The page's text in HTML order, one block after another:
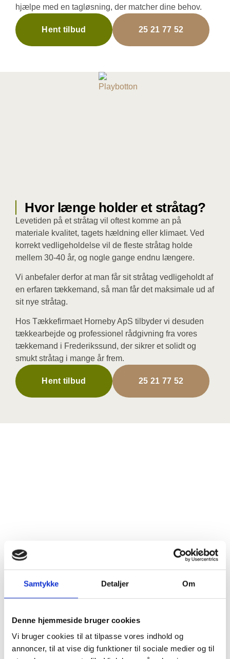
Samtykke Detaljer Om
Denne hjemmeside bruger cookies
Vi bruger cookies til at tilpasse vores indhold og
annoncer, til at vise dig funktioner til sociale medier og til
hjælpe med en tagløsning, der matcher dine behov.
Hent tilbud 25 21 77 52
Hvor længe holder et stråtag?
Levetiden på et stråtag vil oftest komme an på
materiale kvalitet, tagets hældning eller klimaet. Ved
korrekt vedligeholdelse vil de fleste stråtag holde
mellem 30-40 år, og nogle gange endnu længere.
Vi anbefaler derfor at man får sit stråtag vedligeholdt af
en erfaren tækkemand, så man får det maksimale ud af
sit nye stråtag.
Hos Tækkefirmaet Horneby ApS tilbyder vi desuden
tækkearbejde og professionel rådgivning fra vores
tækkemand i Frederikssund, der sikrer et solidt og
smukt stråtag i mange år frem.
Hent tilbud 25 21 77 52
Hvad koster et stråtag?
Stråtag priser variere alt efter dit tags størrelse til
designet. Hos Tækkefirmaet Horneby kan vi tilbyde en
konkurrencedygtig skarp pris, men før vi kan blive
sende en tækkemand i Frederikssund ud til
gennemgang af tagprojektet.
25 21 77 52